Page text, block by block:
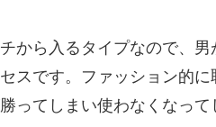
から入るタイプなので、
スです。ファッション的
ってしまい使わなくなって